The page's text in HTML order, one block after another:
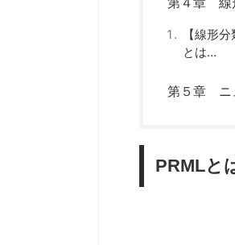
【線形
とは…
第５章 ニ
PRMLと